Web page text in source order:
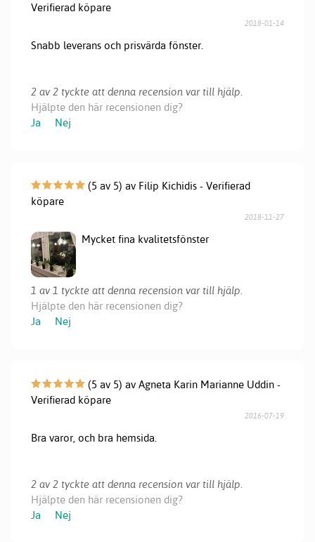
Verifierad köpare
2018-01-14
Snabb leverans och prisvärda fönster.
2 av 2 tyckte att denna recension var till hjälp.
Hjälpte den här recensionen dig?
Ja
Nej
(5 av 5) av Filip Kichidis - Verifierad
köpare
2018-11-27
Mycket fina kvalitetsfönster
1 av 1 tyckte att denna recension var till hjälp.
Hjälpte den här recensionen dig?
Ja
Nej
(5 av 5) av Agneta Karin Marianne Uddin -
Verifierad köpare
2016-07-19
Bra varor, och bra hemsida.
2 av 2 tyckte att denna recension var till hjälp.
Hjälpte den här recensionen dig?
Ja
Nej